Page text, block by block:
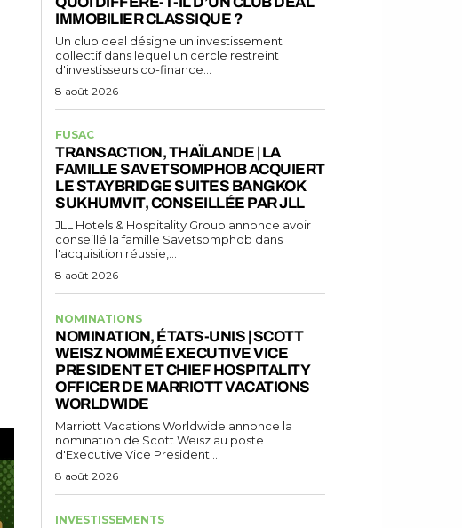
IMMOBILIER CLASSIQUE ?
Un club deal désigne un investissement
collectif dans lequel un cercle restreint
d'investisseurs co-finance...
8 août 2026
FUSAC
TRANSACTION, THAÏLANDE | LA
FAMILLE SAVETSOMPHOB ACQUIERT
LE STAYBRIDGE SUITES BANGKOK
SUKHUMVIT, CONSEILLÉE PAR JLL
JLL Hotels & Hospitality Group annonce avoir
conseillé la famille Savetsomphob dans
l'acquisition réussie,...
8 août 2026
NOMINATIONS
NOMINATION, ÉTATS-UNIS | SCOTT
WEISZ NOMMÉ EXECUTIVE VICE
PRESIDENT ET CHIEF HOSPITALITY
OFFICER DE MARRIOTT VACATIONS
WORLDWIDE
Marriott Vacations Worldwide annonce la
nomination de Scott Weisz au poste
d'Executive Vice President...
8 août 2026
INVESTISSEMENTS